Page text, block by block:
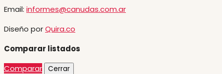
Email: informes@canudas.com.ar
Diseño porQuira.co
Comparar listados
Comparar
Cerrar